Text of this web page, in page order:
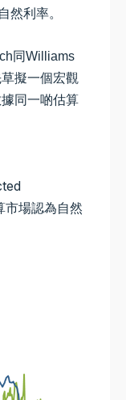
然利率。
同Williams
擬一個宏觀
同一啲估算
市場認為自然